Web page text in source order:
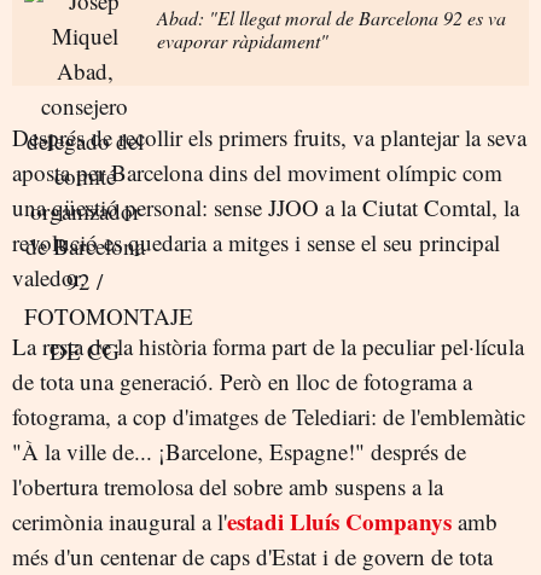
Abad: "El llegat moral de Barcelona 92 es va
evaporar ràpidament"
Després de recollir els primers fruits, va plantejar la seva
aposta per Barcelona dins del moviment olímpic com
una qüestió personal: sense JJOO a la Ciutat Comtal, la
revolució es quedaria a mitges i sense el seu principal
valedor.
La resta de la història forma part de la peculiar pel·lícula
de tota una generació. Però en lloc de fotograma a
fotograma, a cop d'imatges de Telediari: de l'emblemàtic
"À la ville de... ¡Barcelone, Espagne!" després de
l'obertura tremolosa del sobre amb suspens a la
cerimònia inaugural a l'estadi Lluís Companys amb
més d'un centenar de caps d'Estat i de govern de tota